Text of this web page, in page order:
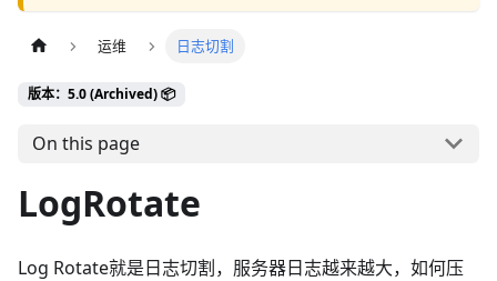
运维 日志切割
版本：5.0 (Archived) 📦
On this page
LogRotate
Log Rotate就是日志切割，服务器日志越来越大，如何压